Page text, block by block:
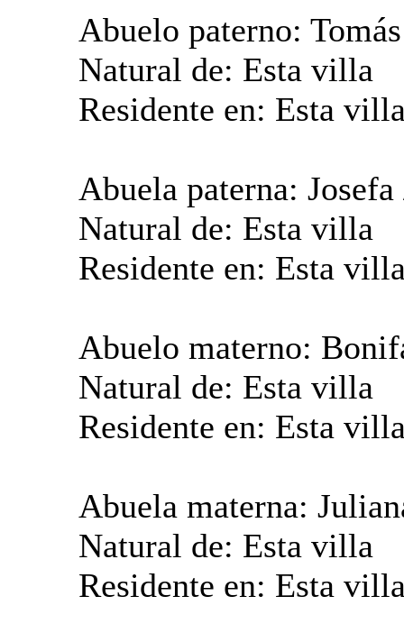
Abuelo paterno:
Natural de: Esta villa
Residente en: Esta
Abuela paterna: Josefa
Natural de: Esta villa
Residente en: Esta
Abuelo materno:
Natural de: Esta villa
Residente en: Esta
Abuela materna:
Natural de: Esta villa
Residente en: Esta